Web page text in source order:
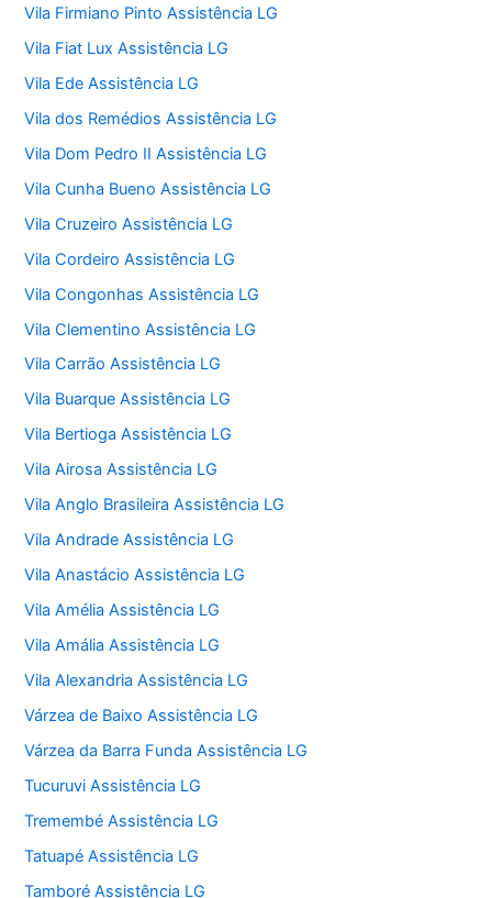
Vila Firmiano Pinto Assistência LG
Vila Fiat Lux Assistência LG
Vila Ede Assistência LG
Vila dos Remédios Assistência LG
Vila Dom Pedro II Assistência LG
Vila Cunha Bueno Assistência LG
Vila Cruzeiro Assistência LG
Vila Cordeiro Assistência LG
Vila Congonhas Assistência LG
Vila Clementino Assistência LG
Vila Carrão Assistência LG
Vila Buarque Assistência LG
Vila Bertioga Assistência LG
Vila Airosa Assistência LG
Vila Anglo Brasileira Assistência LG
Vila Andrade Assistência LG
Vila Anastácio Assistência LG
Vila Amélia Assistência LG
Vila Amália Assistência LG
Vila Alexandria Assistência LG
Várzea de Baixo Assistência LG
Várzea da Barra Funda Assistência LG
Tucuruvi Assistência LG
Tremembé Assistência LG
Tatuapé Assistência LG
Tamboré Assistência LG